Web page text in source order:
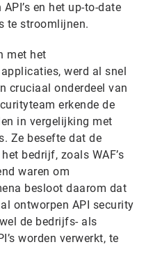
en het up-to-date
te stroomlijnen.
met het
werd al snel
cruciaal onderdeel van
erkende de
in vergelijking met
Ze besefte dat de
bedrijf, zoals WAF’s
waren om
besloot daarom dat
ontworpen API security
de bedrijfs- als
worden verwerkt, te